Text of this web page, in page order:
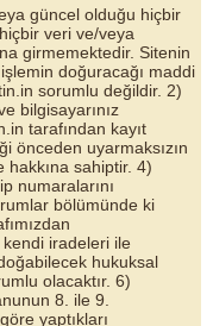
güncel olduğu hiçbir
veri ve/veya
girmemektedir. Sitenin
doğuracağı maddi
sorumlu değildir. 2)
bilgisayarınız
tarafından kayıt
önceden uyarmaksızın
hakkına sahiptir. 4)
numaralarını
bölümünde ki
kendi iradeleri ile
hukuksal
olacaktır. 6)
8. ile 9.
yaptıkları